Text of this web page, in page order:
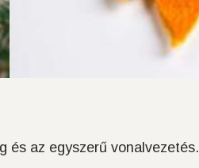
és az egyszerű vonalvezetés.